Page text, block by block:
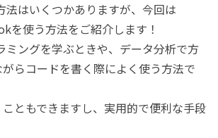
はいくつかありますが、今回は
使う方法をご紹介します！
ングを学ぶときや、データ分析で方
らコードを書く際によく使う方法で
ともできますし、実用的で便利な手段